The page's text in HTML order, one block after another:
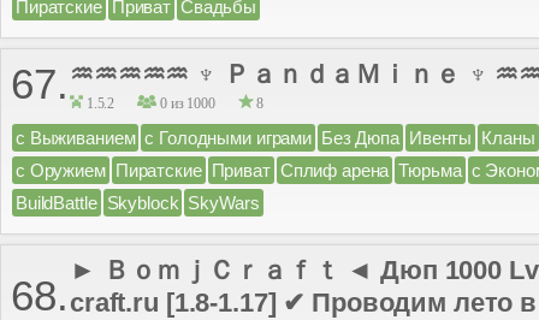
Пиратские Приват Свадьбы
67. ♒♒♒♒♒ ♆ ＰａｎｄａＭｉｎｅ ♆
1.5.2 0 из 1000 8
с Выживанием с Голодными играми Без Дюпа Ивенты Кланы
с Оружием Пиратские Приват Сплиф арена Тюрьма с
BuildBattle Skyblock SkyWars
68.
► ＢｏｍｊＣｒａｆｔ ◄ Дюп 1000
craft.ru [1.8-1.17] ✔ Проводим лето